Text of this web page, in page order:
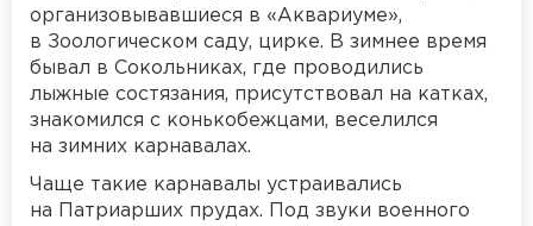
организовывавшиеся в «Аквариуме»,
в Зоологическом саду, цирке. В зимнее время
бывал в Сокольниках, где проводились
лыжные состязания, присутствовал на катках,
знакомился с конькобежцами, веселился
на зимних карнавалах.
Чаще такие карнавалы устраивались
на Патриарших прудах. Под звуки военного